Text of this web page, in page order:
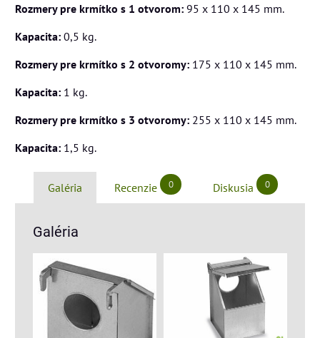
Rozmery pre krmítko s 1 otvorom: 95 x 110 x 145 mm.
Kapacita: 0,5 kg.
Rozmery pre krmítko s 2 otvoromy: 175 x 110 x 145 mm.
Kapacita: 1 kg.
Rozmery pre krmítko s 3 otvoromy: 255 x 110 x 145 mm.
Kapacita: 1,5 kg.
Galéria Recenzie 0 Diskusia 0
Galéria